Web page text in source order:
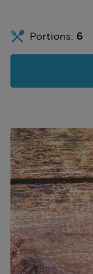
Portions: 6